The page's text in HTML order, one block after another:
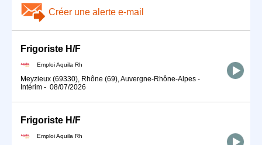
Créer une alerte e-mail
Frigoriste H/F
Emploi Aquila Rh
Meyzieux (69330), Rhône (69), Auvergne-Rhône-Alpes -
Intérim - 08/07/2026
Frigoriste H/F
Emploi Aquila Rh